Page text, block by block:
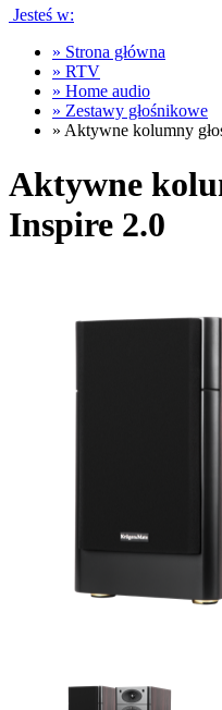
Jesteś w:
» Strona główna
» RTV
» Home audio
» Zestawy głośnikowe
» Aktywne kolumny
Aktywne
Inspire 2.0